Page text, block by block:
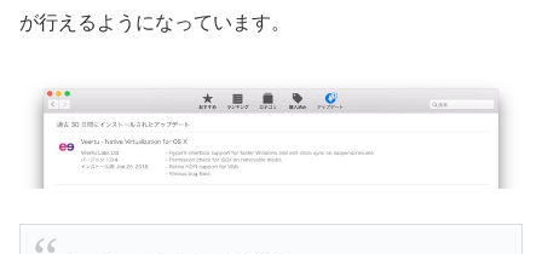
が行えるようになっています。